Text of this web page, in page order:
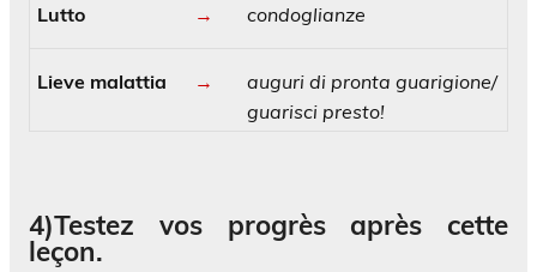
Lutto → condoglianze
Lieve malattia →
auguri di pronta guarigione/
guarisci presto!
4)Testez vos progrès après cette
leçon.